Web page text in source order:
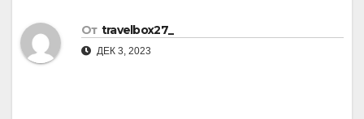
От travelbox27_
ДЕК 3, 2023